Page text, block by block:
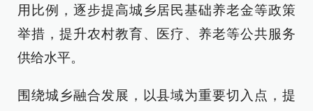
用比例，逐步提高城乡居民基础养老金等政策
举措，提升农村教育、医疗、养老等公共服务
供给水平。
围绕城乡融合发展，以县域为重要切入点，提